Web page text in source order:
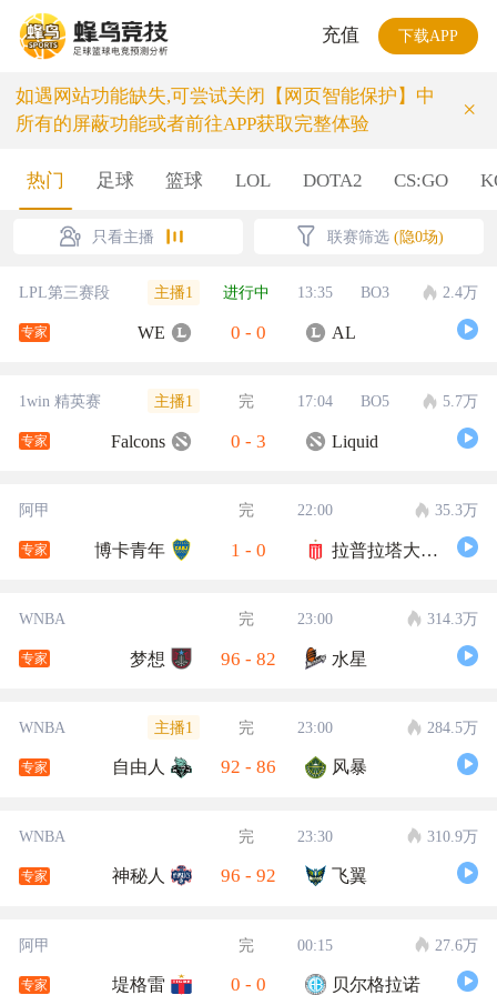
充值 下载APP
如遇网站功能缺失,可尝试关闭【网页智能保护】中
所有的屏蔽功能或者前往APP获取完整体验
×
热门 足球 篮球 LOL DOTA2 CS:GO
只看主播 联赛筛选 (隐0场)
LPL第三赛段 主播1 进行中 13:35 BO3 2.4万
专家 WE 0 - 0 AL
1win 精英赛 主播1 完 17:04 BO5 5.7万
专家 Falcons 0 - 3 Liquid
阿甲 完 22:00 35.3万
专家 博卡青年 1 - 0 拉普拉塔大学生
WNBA 完 23:00 314.3万
专家 梦想 96 - 82 水星
WNBA 主播1 完 23:00 284.5万
专家 自由人 92 - 86 风暴
WNBA 完 23:30 310.9万
专家 神秘人 96 - 92 飞翼
阿甲 完 00:15 27.6万
专家 堤格雷 0 - 0 贝尔格拉诺